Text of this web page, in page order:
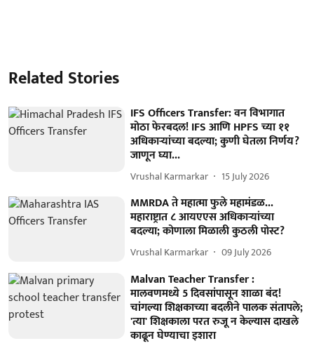
Related Stories
IFS Officers Transfer: वन विभागात
मोठा फेरबदल! IFS आणि HPFS च्या ११
अधिकाऱ्यांच्या बदल्या; कुणी घेतला निर्णय?
जाणून घ्या...
Vrushal Karmarkar 15 July 2026
MMRDA ते महात्मा फुले महामंडळ...
महाराष्ट्रात ८ आयएएस अधिकाऱ्यांच्या
बदल्या; कोणाला मिळाली कुठली पोस्ट?
Vrushal Karmarkar 09 July 2026
Malvan Teacher Transfer :
मालवणमध्ये 5 दिवसांपासून शाळा बंद!
चांगल्या शिक्षकाच्या बदलीने पालक संतापले;
'त्या' शिक्षकाला परत रुजू न केल्यास दाखले
काढून घेण्याचा इशारा